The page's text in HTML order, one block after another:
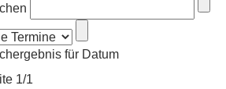
für Datum
1/1